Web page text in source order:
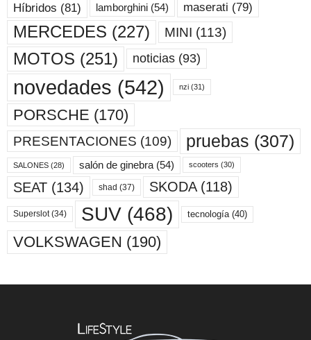
Híbridos (81) lamborghini (54) maserati (79)
MERCEDES (227) MINI (113)
MOTOS (251) noticias (93)
novedades (542) nzi (31)
PORSCHE (170)
PRESENTACIONES (109) pruebas (307)
SALONES (28) salón de ginebra (54) scooters (30)
SEAT (134) shad (37) SKODA(118)
Superslot(34) SUV (468) tecnología (40)
VOLKSWAGEN (190)